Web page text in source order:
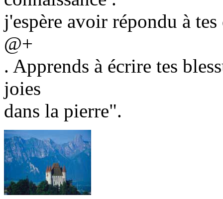
j'espère avoir répondu à
@+
. Apprends à écrire tes
joies
dans la pierre".